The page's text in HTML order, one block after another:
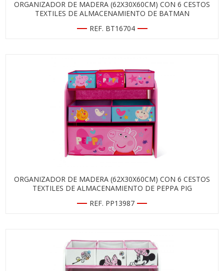
ORGANIZADOR DE MADERA (62X30X60CM) CON 6 CESTOS
TEXTILES DE ALMACENAMIENTO DE BATMAN
REF. BT16704
ORGANIZADOR DE MADERA (62X30X60CM) CON 6 CESTOS
TEXTILES DE ALMACENAMIENTO DE PEPPA PIG
REF. PP13987